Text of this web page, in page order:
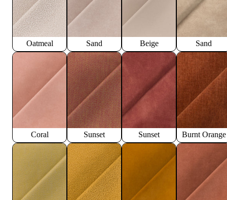
Oatmeal Sand Beige Sand
Coral Sunset Sunset Burnt Orange